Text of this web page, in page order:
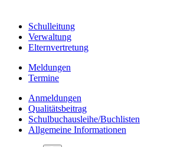
Schulleitung
Verwaltung
Elternvertretung
Meldungen
Termine
Anmeldungen
Qualitätsbeitrag
Schulbuchausleihe/Buchlisten
Allgemeine Informationen